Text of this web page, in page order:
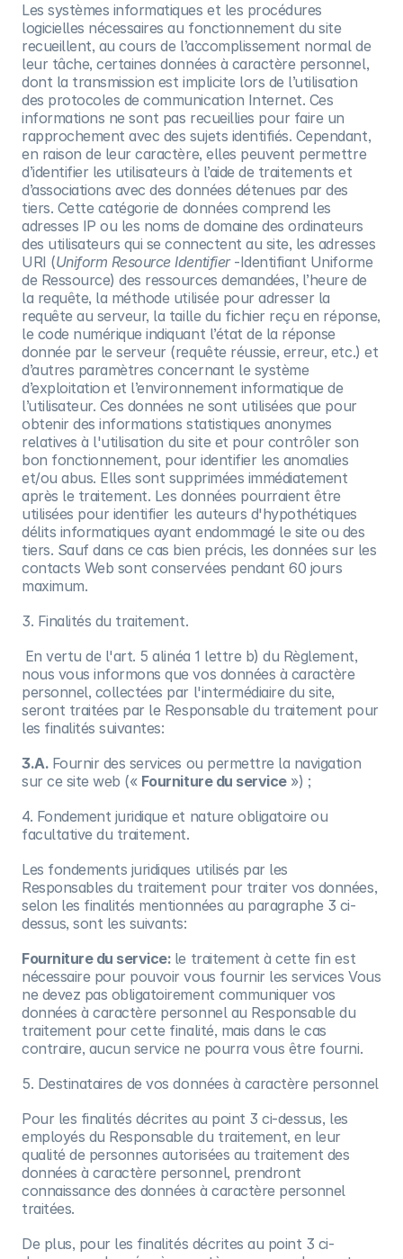
Les systèmes informatiques et les procédures
logicielles nécessaires au fonctionnement du site
recueillent, au cours de l’accomplissement normal de
leur tâche, certaines données à caractère personnel,
dont la transmission est implicite lors de l’utilisation
des protocoles de communication Internet. Ces
informations ne sont pas recueillies pour faire un
rapprochement avec des sujets identifiés. Cependant,
en raison de leur caractère, elles peuvent permettre
d’identifier les utilisateurs à l’aide de traitements et
d’associations avec des données détenues par des
tiers. Cette catégorie de données comprend les
adresses IP ou les noms de domaine des ordinateurs
des utilisateurs qui se connectent au site, les adresses
URI (Uniform Resource Identifier-Identifiant Uniforme
de Ressource) des ressources demandées, l’heure de
la requête, la méthode utilisée pour adresser la
requête au serveur, la taille du fichier reçu en réponse,
le code numérique indiquant l’état de la réponse
donnée par le serveur (requête réussie, erreur, etc.) et
d’autres paramètres concernant le système
d’exploitation et l’environnement informatique de
l’utilisateur. Ces données ne sont utilisées que pour
obtenir des informations statistiques anonymes
relatives à l'utilisation du site et pour contrôler son
bon fonctionnement, pour identifier les anomalies
et/ou abus. Elles sont supprimées immédiatement
après le traitement. Les données pourraient être
utilisées pour identifier les auteurs d'hypothétiques
délits informatiques ayant endommagé le site ou des
tiers. Sauf dans ce cas bien précis, les données sur les
contacts Web sont conservées pendant 60 jours
maximum.
3. Finalités du traitement.
En vertu de l'art. 5 alinéa 1 lettre b) du Règlement,
nous vous informons que vos données à caractère
personnel, collectées par l'intermédiaire du site,
seront traitées par le Responsable du traitement pour
les finalités suivantes:
3.A. Fournir des services ou permettre la navigation
sur ce site web (« Fourniture du service») ;
4. Fondement juridique et nature obligatoire ou
facultative du traitement.
Les fondements juridiques utilisés par les
Responsables du traitement pour traiter vos données,
selon les finalités mentionnées au paragraphe 3 ci-
dessus, sont les suivants:
Fourniture du service: le traitement à cette fin est
nécessaire pour pouvoir vous fournir les services Vous
ne devez pas obligatoirement communiquer vos
données à caractère personnel au Responsable du
traitement pour cette finalité, mais dans le cas
contraire, aucun service ne pourra vous être fourni.
5. Destinataires de vos données à caractère personnel
Pour les finalités décrites au point 3 ci-dessus, les
employés du Responsable du traitement, en leur
qualité de personnes autorisées au traitement des
données à caractère personnel, prendront
connaissance des données à caractère personnel
traitées.
De plus, pour les finalités décrites au point 3 ci-